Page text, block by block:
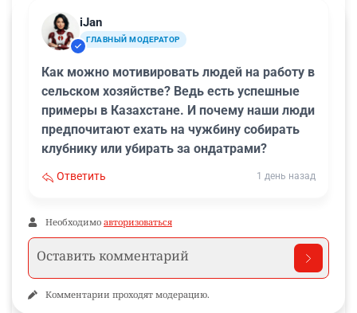
iJan
ГЛАВНЫЙ МОДЕРАТОР
Как можно мотивировать людей на работу в
сельском хозяйстве? Ведь есть успешные
примеры в Казахстане. И почему наши люди
предпочитают ехать на чужбину собирать
клубнику или убирать за ондатрами?
Ответить 1 день назад
Необходимо авторизоваться
Комментарии проходят модерацию.